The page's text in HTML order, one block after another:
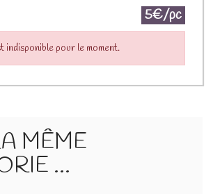
5€/pc
indisponible pour le moment.
MÊME
...